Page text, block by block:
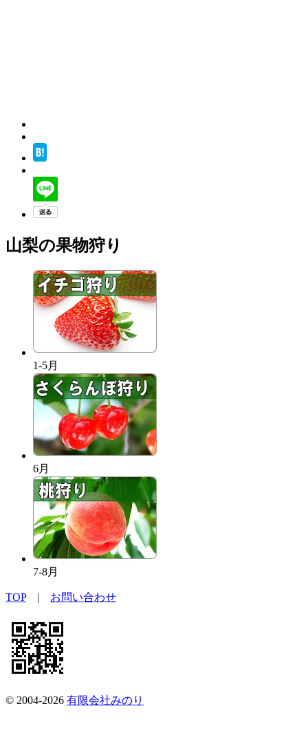
山梨の果物狩り
1-5月
6月
7-8月
TOP| お問い合わせ
© 2004-2026 有限会社みのり